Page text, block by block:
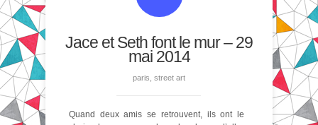
Jace et Seth font le mur – 29
mai 2014
paris street art
Quand deux amis se retrouvent, ils ont le